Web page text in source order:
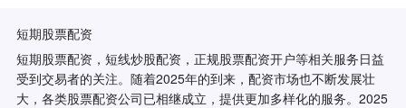
短期股票配资
短期股票配资，短线炒股配资，正规股票配资开户等相关服务日益
受到交易者的关注。随着2025年的到来，配资市场也不断发展壮
大，各类股票配资公司已相继成立，提供更加多样化的服务。2025